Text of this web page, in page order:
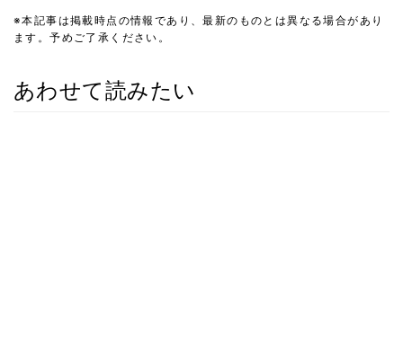
※本記事は掲載時点の情報であり、最新のものとは異なる場合があり
ます。予めご了承ください。
あわせて読みたい